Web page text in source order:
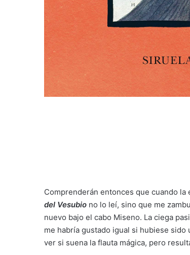
Comprenderán entonces que cuando la
del Vesubio no lo leí, sino que me
nuevo bajo el cabo Miseno. La ciega
me habría gustado igual si hubiese
ver si suena la flauta mágica, pero